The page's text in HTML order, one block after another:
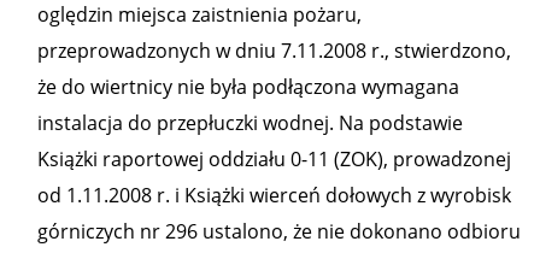
oględzin miejsca zaistnienia pożaru,
przeprowadzonych w dniu 7.11.2008 r., stwierdzono,
że do wiertnicy nie była podłączona wymagana
instalacja do przepłuczki wodnej. Na podstawie
Książki raportowej oddziału 0-11 (ZOK), prowadzonej
od 1.11.2008 r. i Książki wierceń dołowych z wyrobisk
górniczych nr 296 ustalono, że nie dokonano odbioru